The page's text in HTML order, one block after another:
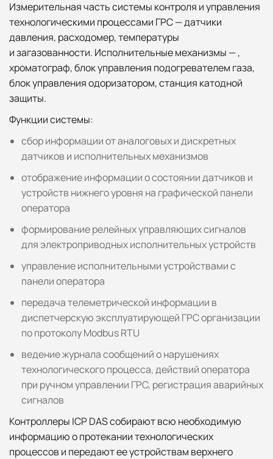
Измерительная часть системы контроля и управления
технологическими процессами ГРС — датчики
давления, расходомер, температуры
и загазованности. Исполнительные механизмы — ,
хроматограф, блок управления подогревателем газа,
блок управления одоризатором, станция катодной
защиты.
Функции системы:
сбор информации от аналоговых и дискретных
датчиков и исполнительных механизмов
отображение информации о состоянии датчиков и
устройств нижнего уровня на графической панели
оператора
формирование релейных управляющих сигналов
для электроприводных исполнительных устройств
управление исполнительными устройствами с
панели оператора
передача телеметрической информации в
диспетчерскую эксплуатирующей ГРС организации
по протоколу Modbus RTU
ведение журнала сообщений о нарушениях
технологического процесса, действий оператора
при ручном управлении ГРС, регистрация аварийных
сигналов
Контроллеры ICP DAS собирают всю необходимую
информацию о протекании технологических
процессов и передают ее устройствам верхнего